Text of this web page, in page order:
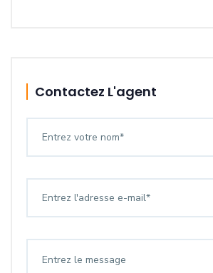
Contactez L'agent